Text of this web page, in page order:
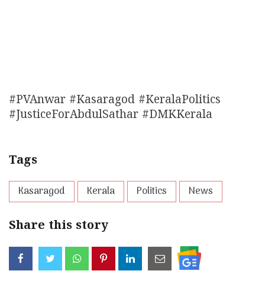
#PVAnwar #Kasaragod #KeralaPolitics
#JusticeForAbdulSathar #DMKKerala
Tags
Kasaragod Kerala Politics News
Share this story